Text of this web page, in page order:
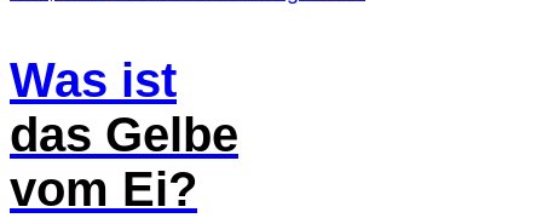
Was ist
das Gelbe
vom Ei?